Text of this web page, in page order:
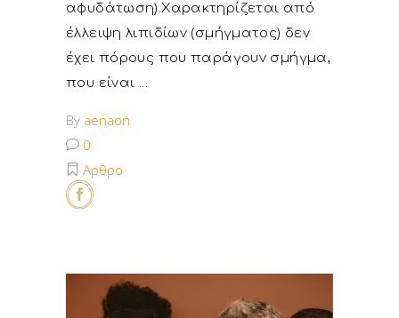
αφυδάτωση).Χαρακτηρίζεται από
έλλειψη λιπιδίων (σμήγματος) δεν
έχει πόρους που παράγουν σμήγμα,
που είναι
By aenaon
0
Αρθρο